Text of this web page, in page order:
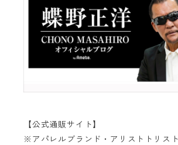
【公式通販サイト】
※アパレルブランド・アリストトリス